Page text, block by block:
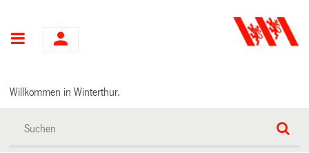
Hauptnavigation
Willkommen in Winterthur.